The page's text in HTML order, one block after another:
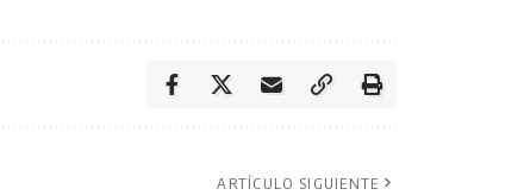
ARTÍCULO SIGUIENTE